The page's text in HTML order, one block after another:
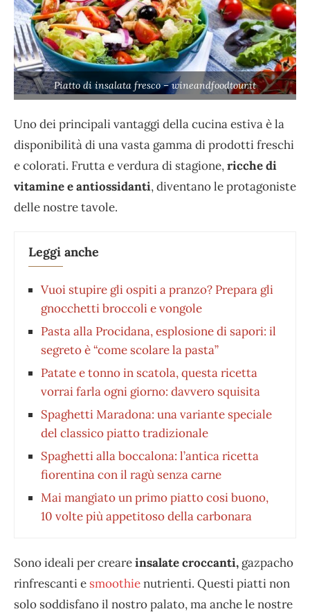
Piatto di insalata fresco – wineandfoodtour.it
Uno dei principali vantaggi della cucina estiva è la
disponibilità di una vasta gamma di prodotti freschi
e colorati. Frutta e verdura di stagione,ricche di
vitamine e antiossidanti, diventano le protagoniste
delle nostre tavole.
Leggi anche
Vuoi stupire gli ospiti a pranzo? Prepara gli
gnocchetti broccoli e vongole
Pasta alla Procidana, esplosione di sapori: il
segreto è “come scolare la pasta”
Patate e tonno in scatola, questa ricetta
vorrai farla ogni giorno: davvero squisita
Spaghetti Maradona: una variante speciale
del classico piatto tradizionale
Spaghetti alla boccalona: l’antica ricetta
fiorentina con il ragù senza carne
Mai mangiato un primo piatto cosi buono,
10 volte più appetitoso della carbonara
Sono ideali per creareinsalate croccanti, gazpacho
rinfrescanti e smoothienutrienti. Questi piatti non
solo soddisfano il nostro palato, ma anche le nostre